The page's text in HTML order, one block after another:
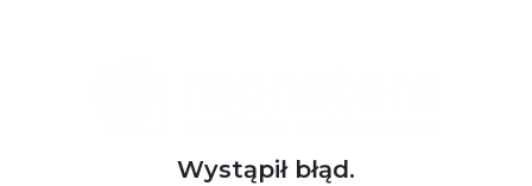
Wystąpił błąd.